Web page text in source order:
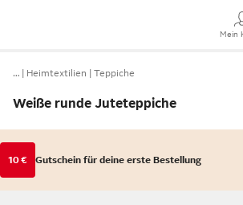
Mein
… Heimtextilien Teppiche
Weiße runde Juteteppiche
10 € Gutschein für deine erste Bestellung